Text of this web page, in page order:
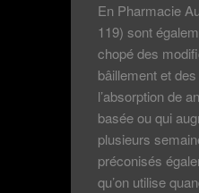
En Pharmacie
119) sont
chopé des
bâillement et
l’absorption de
basée ou qui
plusieurs
préconisés
qu’on utilise